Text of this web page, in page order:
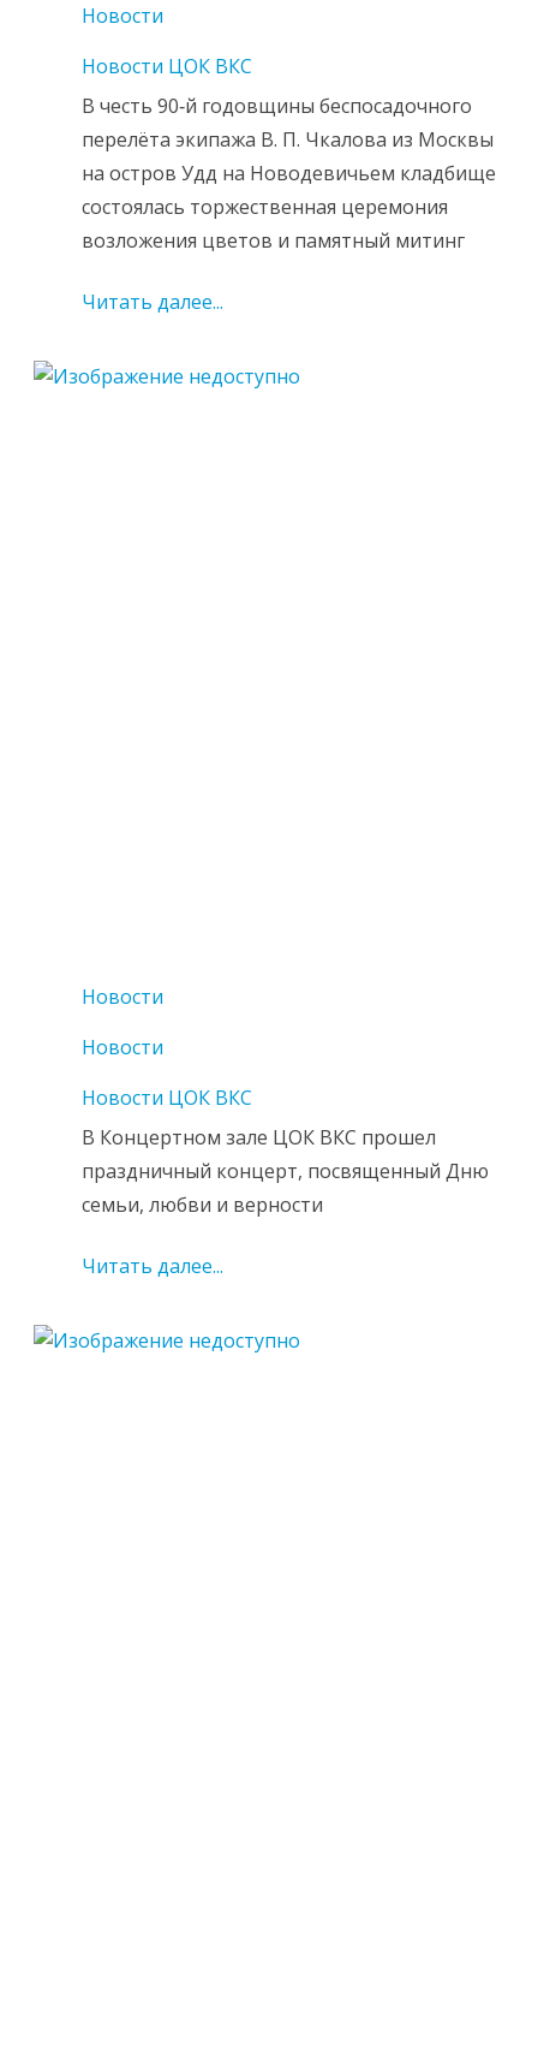
Новости
Новости ЦОК ВКС
В честь 90‑й годовщины беспосадочного
перелёта экипажа В. П. Чкалова из Москвы
на остров Удд на Новодевичьем кладбище
состоялась торжественная церемония
возложения цветов и памятный митинг
Читать далее...
Новости
Новости
Новости ЦОК ВКС
В Концертном зале ЦОК ВКС прошел
праздничный концерт, посвященный Дню
семьи, любви и верности
Читать далее...